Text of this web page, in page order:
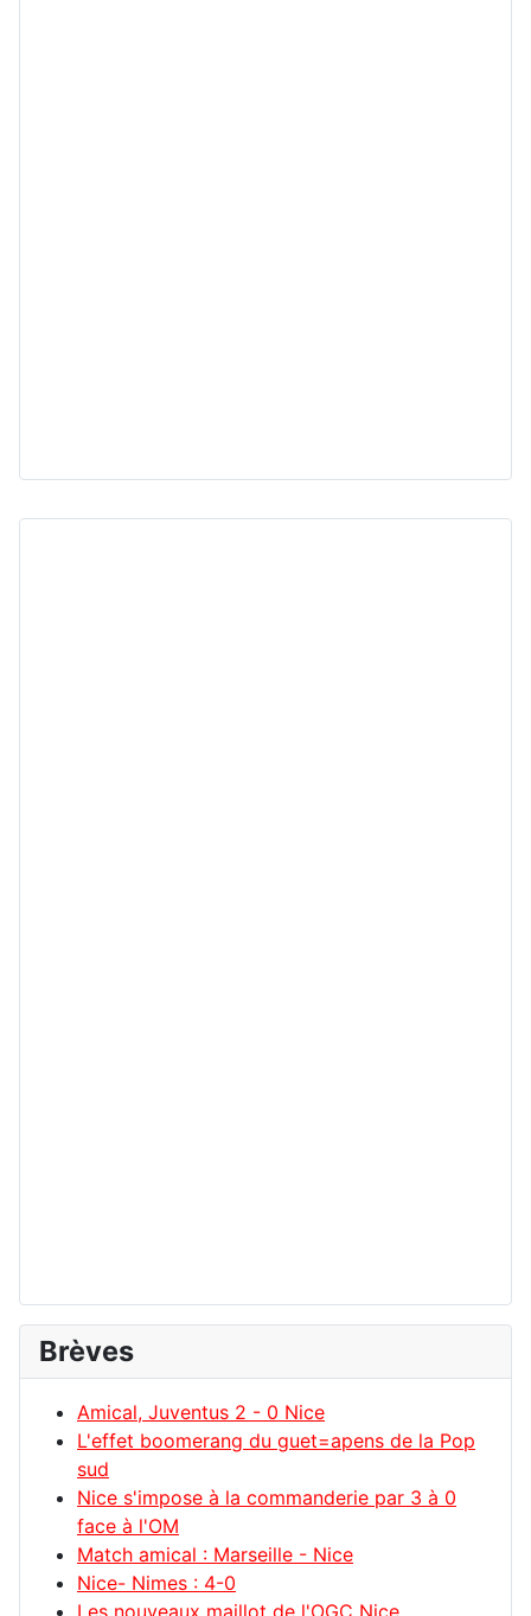
Brèves
Amical, Juventus 2 - 0 Nice
L'effet boomerang du guet=apens de la Pop
sud
Nice s'impose à la commanderie par 3 à 0
face à l'OM
Match amical : Marseille - Nice
Nice- Nimes : 4-0
Les nouveaux maillot de l'OGC Nice